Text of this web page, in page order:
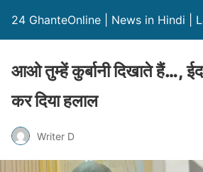
24 GhanteOnline | News in Hindi |
आओ तुम्हें कुर्बानी दिखाते हैं…,
कर दिया हलाल
Writer D